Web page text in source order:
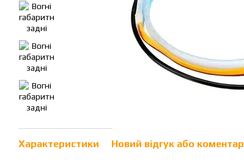
Характеристики Новий відгук або коментар